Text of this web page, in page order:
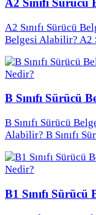
A2 Sınıfı Sürücü
A2 Sınıfı Sürücü
Belgesi Alabilir? A2
B Sınıfı Sürücü
B Sınıfı Sürücü
Alabilir? B Sınıfı
B1 Sınıfı Sürücü